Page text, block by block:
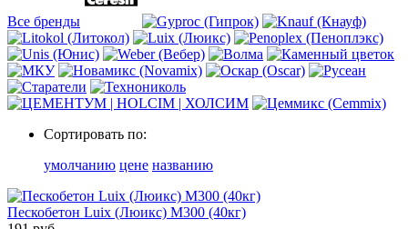
Все бренды
Сортировать по:
умолчанию цене названию
Пескобетон Luix (Люикс) М300 (40кг)